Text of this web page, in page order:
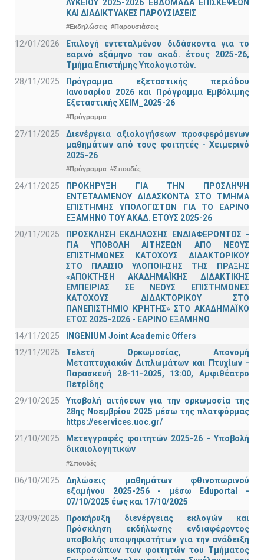
ΛΥΚΕΙΟΥ 2025-2026 ΕΒΔΟΜΑΔΑ ΕΠΙΣΚΕΨΕΩΝ
ΚΑΙ ΔΙΑΔΙΚΤΥΑΚΕΣ ΠΑΡΟΥΣΙΑΣΕΙΣ
#Εκδηλώσεις #Παρουσιάσεις
12/01/2026
Επιλογή εντεταλμένου διδάσκοντα για το
εαρινό εξάμηνο του ακαδ. έτους 2025-26,
Τμήμα Επιστήμης Υπολογιστών.
28/11/2025
Πρόγραμμα εξεταστικής περιόδου
Ιανουαρίου 2026 και Πρόγραμμα Εμβόλιμης
Εξεταστικής ΧΕΙΜ_2025-26
#Πρόγραμμα
27/11/2025
Διενέργεια αξιολογήσεων προσφερόμενων
μαθημάτων από τους φοιτητές - Χειμερινό
2025-26
#Πρόγραμμα #Σπουδές
24/11/2025
ΠΡΟΚΗΡΥΞΗ ΓΙΑ ΤΗΝ ΠΡΟΣΛΗΨΗ
ΕΝΤΕΤΑΛΜΕΝΟΥ ΔΙΔΑΣΚΟΝΤΑ ΣΤΟ ΤΜΗΜΑ
ΕΠΙΣΤΗΜΗΣ ΥΠΟΛΟΓΙΣΤΩΝ ΓΙΑ ΤΟ ΕΑΡΙΝΟ
ΕΞΑΜΗΝΟ ΤΟΥ ΑΚΑΔ. ΕΤΟΥΣ 2025-26
20/11/2025
ΠΡΟΣΚΛΗΣΗ ΕΚΔΗΛΩΣΗΣ ΕΝΔΙΑΦΕΡΟΝΤΟΣ -
ΓΙΑ ΥΠΟΒΟΛΗ ΑΙΤΗΣΕΩΝ ΑΠΟ ΝΕΟΥΣ
ΕΠΙΣΤΗΜΟΝΕΣ ΚΑΤΟΧΟΥΣ ΔΙΔΑΚΤΟΡΙΚΟΥ
ΣΤΟ ΠΛΑΙΣΙΟ ΥΛΟΠΟΙΗΣΗΣ ΤΗΣ ΠΡΑΞΗΣ
«ΑΠΟΚΤΗΣΗ ΑΚΑΔΗΜΑΪΚΗΣ ΔΙΔΑΚΤΙΚΗΣ
ΕΜΠΕΙΡΙΑΣ ΣΕ ΝΕΟΥΣ ΕΠΙΣΤΗΜΟΝΕΣ
ΚΑΤΟΧΟΥΣ ΔΙΔΑΚΤΟΡΙΚΟΥ ΣΤΟ
ΠΑΝΕΠΙΣΤΗΜΙΟ ΚΡΗΤΗΣ» ΣΤΟ ΑΚΑΔΗΜΑΪΚΟ
ΕΤΟΣ 2025-2026 - ΕΑΡΙΝΟ ΕΞΑΜΗΝΟ
14/11/2025
INGENIUM Joint Academic Offers
12/11/2025
Τελετή Ορκωμοσίας, Απονομή
Μεταπτυχιακών Διπλωμάτων και Πτυχίων -
Παρασκευή 28-11-2025, 13:00, Αμφιθέατρο
Πετρίδης
29/10/2025
Υποβολή αιτήσεων για την ορκωμοσία της
28ης Νοεμβρίου 2025 μέσω της πλατφόρμας
https://eservices.uoc.gr/
21/10/2025
Μετεγγραφές φοιτητών 2025-26 - Υποβολή
δικαιολογητικών
#Σπουδές
06/10/2025
Δηλώσεις μαθημάτων φθινοπωρινού
εξαμήνου 2025-256 - μέσω Εduportal -
07/10/2025 έως και 17/10/2025
23/09/2025
Προκήρυξη διενέργειας εκλογών και
Πρόσκληση εκδήλωσης ενδιαφέροντος
υποβολής υποψηφιοτήτων για την ανάδειξη
εκπροσώπων των φοιτητών του Τμήματος